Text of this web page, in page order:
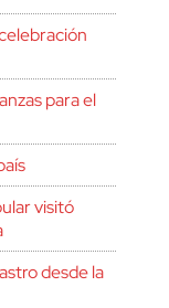
para el
visitó
desde la